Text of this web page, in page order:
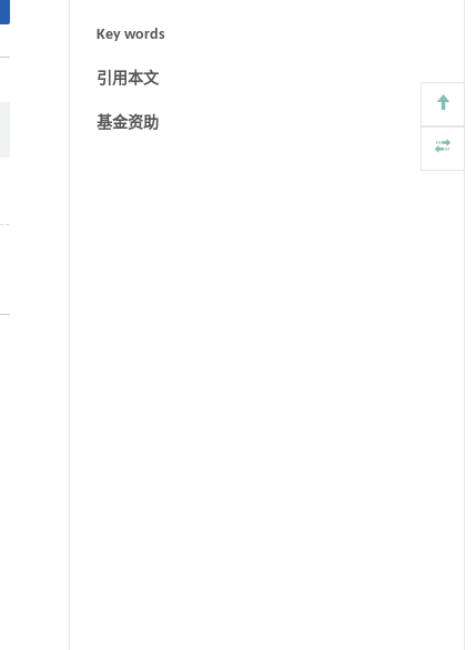
Key words
引用本文
基金资助